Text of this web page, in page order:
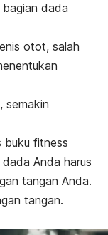
dada
otot, salah
semakin
buku fitness
Anda harus
tangan Anda.
tangan.